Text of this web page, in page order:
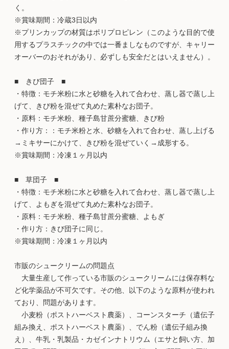
く。
※賞味期間：冷蔵3日以内
※プリンカップの材質はポリプロピレン（このような目的で使
用するプラスチックの中では一番ましなものですが、キャリー
オーバーのおそれがあり、必ずしも安全だとはいえません）。
■ きび団子 ■
・特徴：モチ米粉に水と砂糖を入れて合わせ、蒸し器で蒸し上
げて、きび粉を混ぜて丸めた素朴なお団子。
・原料：モチ米粉、種子島甘蔗分蜜糖、きび粉
・作り方：：モチ米粉と水、砂糖を入れて合わせ、蒸し上げる
→ミキサーにかけて、きび粉を混ぜていく→成形する。
※賞味期間：冷凍１ヶ月以内
■ 草団子 ■
・特徴：モチ米粉に水と砂糖を入れて合わせ、蒸し器で蒸し上
げて、よもぎを混ぜて丸めた素朴なお団子。
・原料：モチ米粉、種子島甘蔗分蜜糖、よもぎ
・作り方：きび団子に同じ。
※賞味期間：冷凍１ヶ月以内
市販のシュークリームの問題点
大量生産して作っている市販のシュークリームには保存料な
ど化学薬品が不可欠です。その他、以下のような原料が使われ
ており、問題があります。
小麦粉（ポストハーベスト農薬）、コーンスターチ（遺伝子
組み換え、ポストハーベスト農薬）、でん粉（遺伝子組み換
え）、牛乳・乳製品・カゼインナトリウム（エサと飼い方、加